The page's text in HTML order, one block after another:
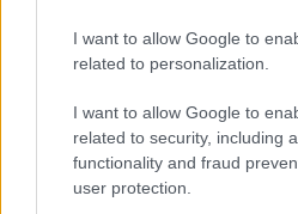
I want to allow Google to
related to personalization.
I want to allow Google to
related to security, including
functionality and fraud
user protection.
Sigue leyendo